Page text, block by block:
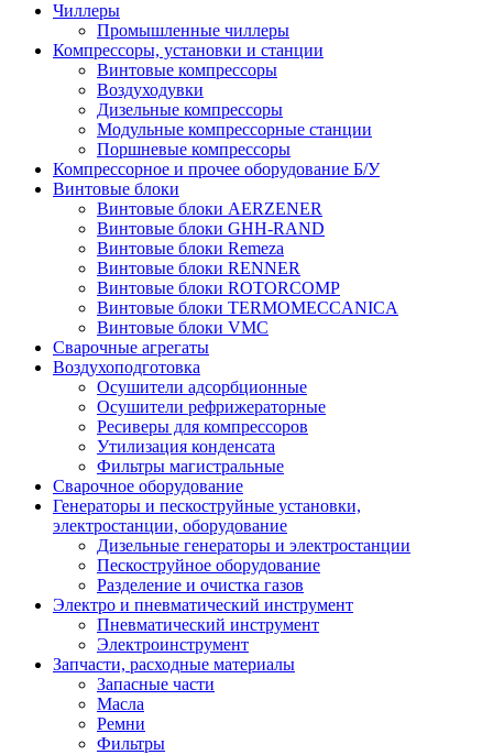
Чиллеры
Промышленные чиллеры
Компрессоры, установки и станции
Винтовые компрессоры
Воздуходувки
Дизельные компрессоры
Модульные компрессорные станции
Поршневые компрессоры
Компрессорное и прочее оборудование Б/У
Винтовые блоки
Винтовые блоки AERZENER
Винтовые блоки GHH-RAND
Винтовые блоки Remeza
Винтовые блоки RENNER
Винтовые блоки ROTORCOMP
Винтовые блоки TERMOMECCANICA
Винтовые блоки VMC
Сварочные агрегаты
Воздухоподготовка
Осушители адсорбционные
Осушители рефрижераторные
Ресиверы для компрессоров
Утилизация конденсата
Фильтры магистральные
Сварочное оборудование
Генераторы и пескоструйные установки,
электростанции, оборудование
Дизельные генераторы и электростанции
Пескоструйное оборудование
Разделение и очистка газов
Электро и пневматический инструмент
Пневматический инструмент
Электроинструмент
Запчасти, расходные материалы
Запасные части
Масла
Ремни
Фильтры